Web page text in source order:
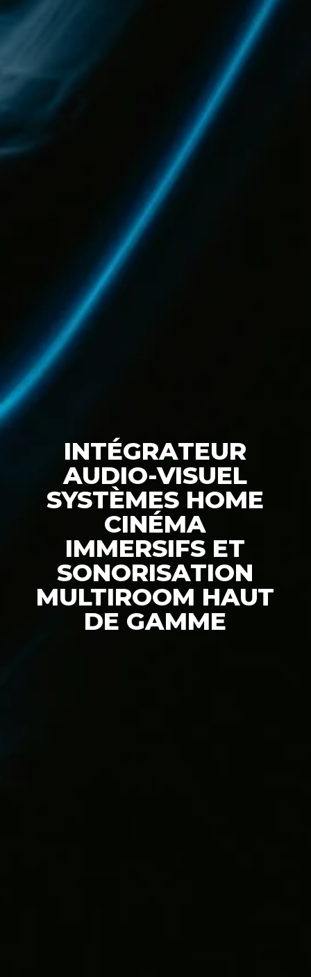
INTÉGRATEUR
AUDIO-VISUEL
SYSTÈMES HOME
CINÉMA
IMMERSIFS ET
SONORISATION
MULTIROOM HAUT
DE GAMME